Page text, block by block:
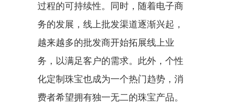
过程的可持续性。同时，随着电子商
务的发展，线上批发渠道逐渐兴起，
越来越多的批发商开始拓展线上业
务，以满足客户的需求。此外，个性
化定制珠宝也成为一个热门趋势，消
费者希望拥有独一无二的珠宝产品。